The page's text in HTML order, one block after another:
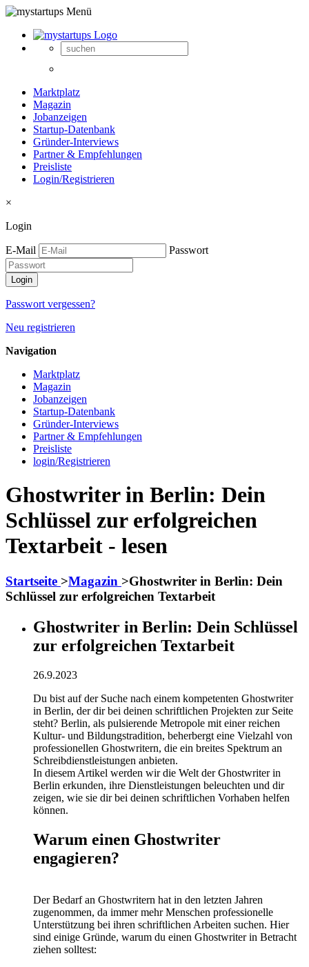
Marktplatz
Magazin
Jobanzeigen
Startup-Datenbank
Gründer-Interviews
Partner & Empfehlungen
Preisliste
Login/Registrieren
×
Login
E-Mail Passwort
Passwort vergessen?
Neu registrieren
Navigation
Marktplatz
Magazin
Jobanzeigen
Startup-Datenbank
Gründer-Interviews
Partner & Empfehlungen
Preisliste
login/Registrieren
Ghostwriter in Berlin: Dein
Schlüssel zur erfolgreichen
Textarbeit - lesen
Startseite >Magazin >Ghostwriter in Berlin: Dein
Schlüssel zur erfolgreichen Textarbeit
Ghostwriter in Berlin: Dein Schlüssel
zur erfolgreichen Textarbeit
26.9.2023
Du bist auf der Suche nach einem kompetenten Ghostwriter
in Berlin, der dir bei deinen schriftlichen Projekten zur Seite
steht? Berlin, als pulsierende Metropole mit einer reichen
Kultur- und Bildungstradition, beherbergt eine Vielzahl von
professionellen Ghostwritern, die ein breites Spektrum an
Schreibdienstleistungen anbieten.
In diesem Artikel werden wir die Welt der Ghostwriter in
Berlin erkunden, ihre Dienstleistungen beleuchten und dir
zeigen, wie sie dir bei deinen schriftlichen Vorhaben helfen
können.
Warum einen Ghostwriter
engagieren?
Der Bedarf an Ghostwritern hat in den letzten Jahren
zugenommen, da immer mehr Menschen professionelle
Unterstützung bei ihren schriftlichen Arbeiten suchen. Hier
sind einige Gründe, warum du einen Ghostwriter in Betracht
ziehen solltest: